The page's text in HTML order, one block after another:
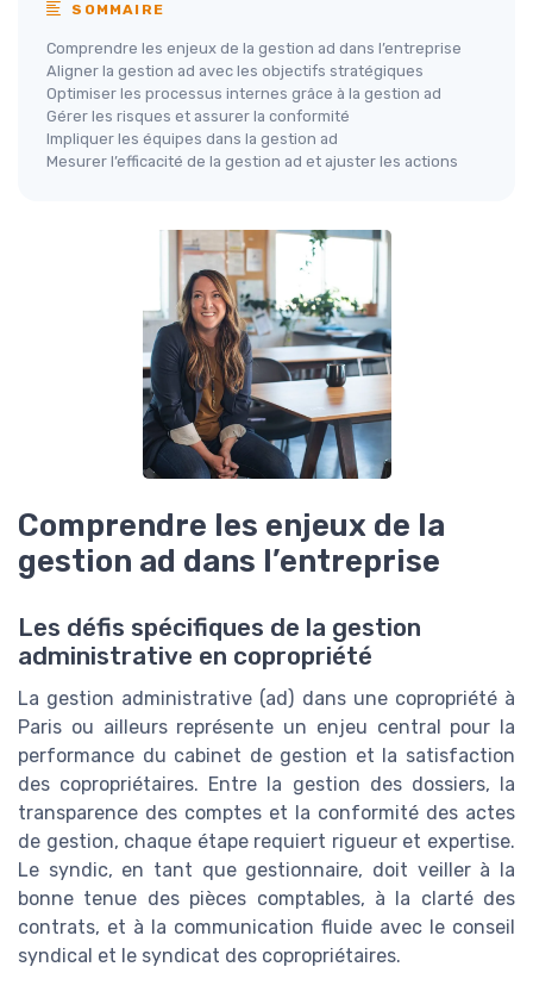
SOMMAIRE
Comprendre les enjeux de la gestion ad dans l’entreprise
Aligner la gestion ad avec les objectifs stratégiques
Optimiser les processus internes grâce à la gestion ad
Gérer les risques et assurer la conformité
Impliquer les équipes dans la gestion ad
Mesurer l’efficacité de la gestion ad et ajuster les actions
Comprendre les enjeux de la
gestion ad dans l’entreprise
Les défis spécifiques de la gestion
administrative en copropriété
La gestion administrative (ad) dans une copropriété à
Paris ou ailleurs représente un enjeu central pour la
performance du cabinet de gestion et la satisfaction
des copropriétaires. Entre la gestion des dossiers, la
transparence des comptes et la conformité des actes
de gestion, chaque étape requiert rigueur et expertise.
Le syndic, en tant que gestionnaire, doit veiller à la
bonne tenue des pièces comptables, à la clarté des
contrats, et à la communication fluide avec le conseil
syndical et le syndicat des copropriétaires.